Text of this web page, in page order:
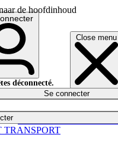
de hoofdinhoud
Close menu
déconnecté.
Se connecter
TRANSPORT